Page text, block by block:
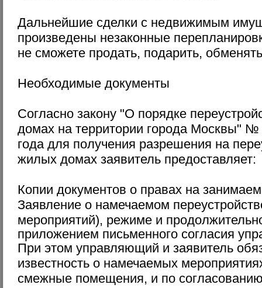
Дальнейшие сделки с недвижимым
произведены незаконные
не сможете продать, подарить,
Необходимые документы
Согласно закону "О порядке
домах на территории города Москвы" №
года для получения разрешения на
жилых домах заявитель предоставляет:
Копии документов о правах на
Заявление о намечаемом
мероприятий), режиме и
приложением письменного согласия
При этом управляющий и заявитель
известность о намечаемых
смежные помещения, и по